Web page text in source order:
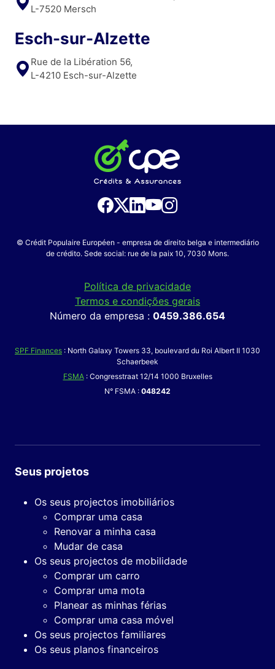
L-7520 Mersch
Esch-sur-Alzette
Rue de la Libération 56,
L-4210 Esch-sur-Alzette
© Crédit Populaire Européen - empresa de direito belga e intermediário
de crédito. Sede social: rue de la paix 10, 7030 Mons.
Política de privacidade
Termos e condições gerais
Número da empresa : 0459.386.654
SPF Finances : North Galaxy Towers 33, boulevard du Roi Albert II 1030
Schaerbeek
FSMA: Congresstraat 12/14 1000 Bruxelles
N° FSMA : 048242
Seus projetos
Os seus projectos imobiliários
Comprar uma casa
Renovar a minha casa
Mudar de casa
Os seus projectos de mobilidade
Comprar um carro
Comprar uma mota
Planear as minhas férias
Comprar uma casa móvel
Os seus projectos familiares
Os seus planos financeiros